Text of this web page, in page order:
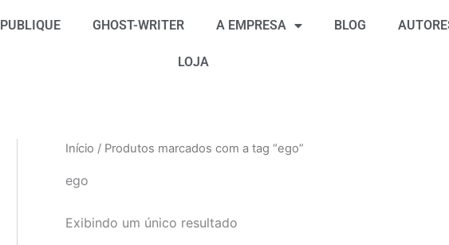
PUBLIQUE GHOST-WRITER A EMPRESA BLOG
LOJA
Início / Produtos marcados com a tag “ego”
ego
Exibindo um único resultado